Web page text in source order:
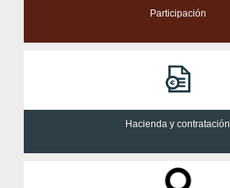
Participación
Hacienda y contratación